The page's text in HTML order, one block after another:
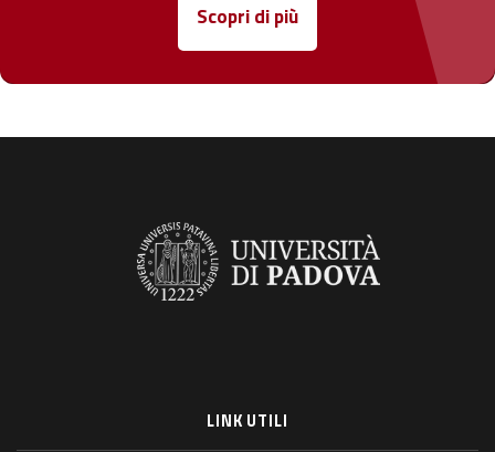
Scopri di più
LINK UTILI